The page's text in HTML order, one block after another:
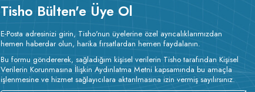
Tisho Bülten'e Üye Ol
E-Posta adresinizi girin, Tisho'nun üyelerine özel ayrıcalıklarımızdan
hemen haberdar olun, harika fırsatlardan hemen faydalanın.
Bu formu göndererek, sağladığım kişisel verilerin Tisho tarafından Kişisel
Verilerin Korunmasına İlişkin Aydınlatma Metni kapsamında bu amaçla
işlenmesine ve hizmet sağlayıcılara aktarılmasına izin vermiş sayılırsınız.